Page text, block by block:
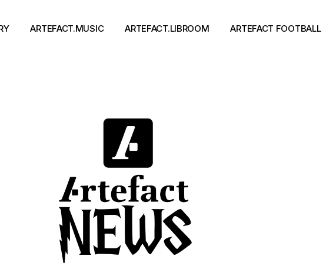
ARTEFACT.MUSIC ARTEFACT.LIBROOM
Події
ARTEFACT FOOTBALL